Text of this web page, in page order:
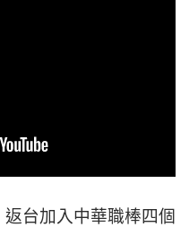
台加入中華職棒四個